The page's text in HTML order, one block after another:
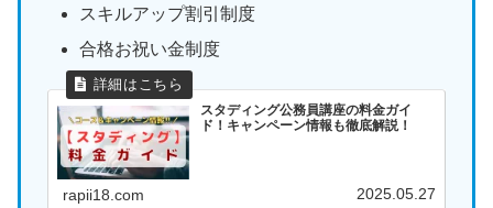
スキルアップ割引制度
合格お祝い金制度
スタディング公務員講座の料金ガイ
ド！キャンペーン情報も徹底解説！
rapii18.com 2025.05.27